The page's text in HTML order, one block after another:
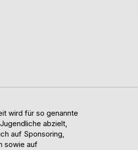
wird für so genannte
abzielt,
auf Sponsoring,
sowie auf